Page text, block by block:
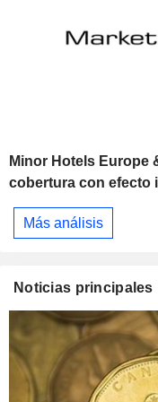
Minor Hotels Europe
cobertura con efecto
Más análisis
Noticias principales